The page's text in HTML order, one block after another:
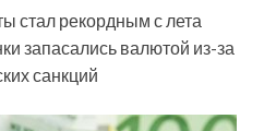
стал рекордным с лета
запасались валютой из-за
санкций